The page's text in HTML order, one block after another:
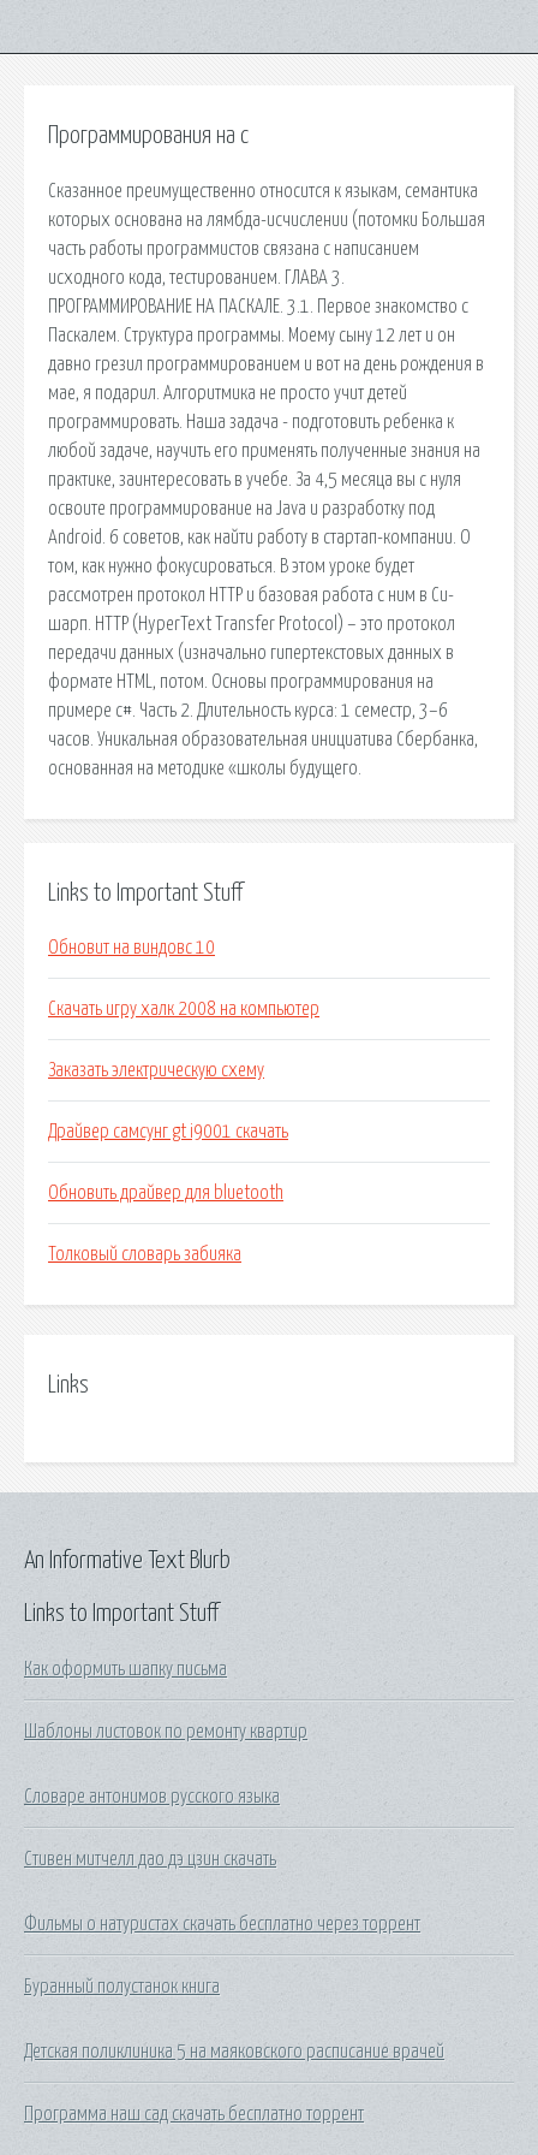
Программирования на с
Сказанное преимущественно относится к языкам, семантика
которых основана на лямбда-исчислении (потомки Большая
часть работы программистов связана с написанием
исходного кода, тестированием. ГЛАВА 3.
ПРОГРАММИРОВАНИЕ НА ПАСКАЛЕ. 3.1. Первое знакомство с
Паскалем. Структура программы. Моему сыну 12 лет и он
давно грезил программированием и вот на день рождения в
мае, я подарил. Алгоритмика не просто учит детей
программировать. Наша задача - подготовить ребенка к
любой задаче, научить его применять полученные знания на
практике, заинтересовать в учебе. За 4,5 месяца вы с нуля
освоите программирование на Java и разработку под
Android. 6 советов, как найти работу в стартап-компании. О
том, как нужно фокусироваться. В этом уроке будет
рассмотрен протокол HTTP и базовая работа с ним в Си-
шарп. HTTP (HyperText Transfer Protocol) – это протокол
передачи данных (изначально гипертекстовых данных в
формате HTML, потом. Основы программирования на
примере c#. Часть 2. Длительность курса: 1 семестр, 3–6
часов. Уникальная образовательная инициатива Сбербанка,
основанная на методике «школы будущего.
Links to Important Stuff
Обновит на виндовс 10
Скачать игру халк 2008 на компьютер
Заказать электрическую схему
Драйвер самсунг gt i9001 скачать
Обновить драйвер для bluetooth
Толковый словарь забияка
Links
Links to Important Stuff
Как оформить шапку письма
Шаблоны листовок по ремонту квартир
Словаре антонимов русского языка
Стивен митчелл дао дэ цзин скачать
Фильмы о натуристах скачать бесплатно через торрент
Буранный полустанок книга
Детская поликлиника 5 на маяковского расписание врачей
Программа наш сад скачать бесплатно торрент
An Informative Text Blurb